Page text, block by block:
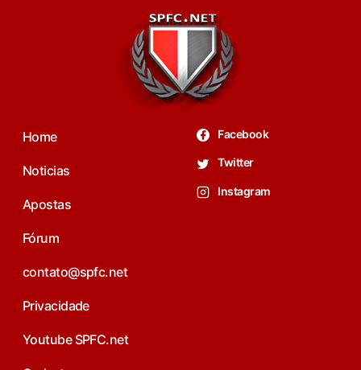
Home
Noticias
Apostas
Fórum
contato@spfc.net
Privacidade
Youtube SPFC.net
Facebook
Twitter
Instagram